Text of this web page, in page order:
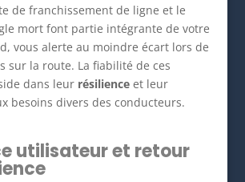
de franchissement de ligne et le
mort font partie intégrante de votre
vous alerte au moindre écart lors de
sur la route. La fiabilité de ces
dans leur résilienceet leur
besoins divers des conducteurs.
utilisateur et retour